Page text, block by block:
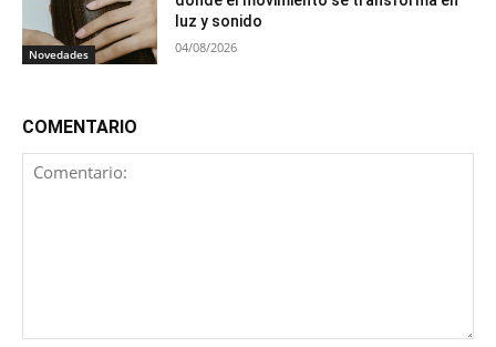
Novedades
luz y sonido
04/08/2026
COMENTARIO